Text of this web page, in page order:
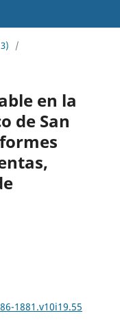
/
en la
de San
1881.v10i19.55